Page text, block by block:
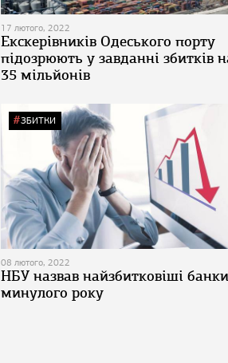
17 лютого, 2022
Екскерівників Одеського порту
підозрюють у завданні збитків
35 мільйонів
ЗБИТКИ
08 лютого, 2022
НБУ назвав найзбитковіші банки
минулого року